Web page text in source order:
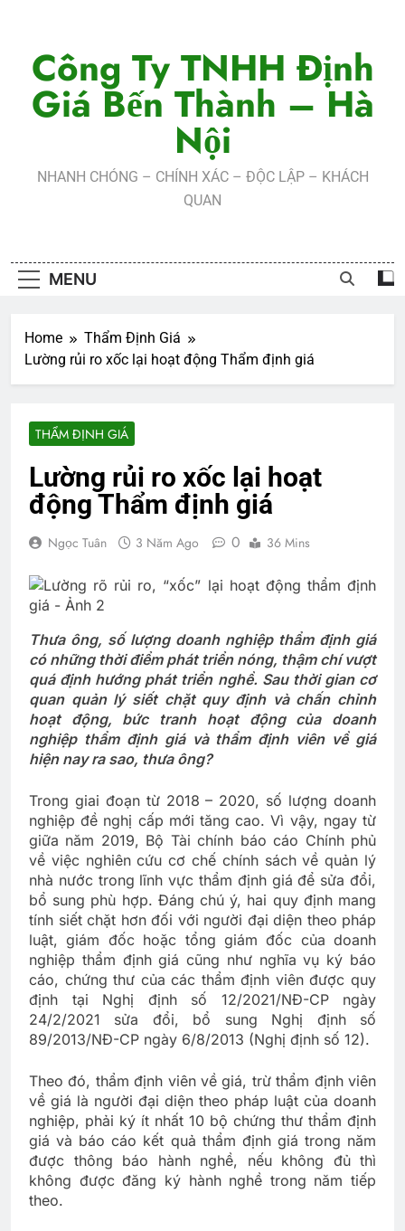
contentCông Ty TNHH Định
Giá Bến Thành – Hà
Nội
NHANH CHÓNG – CHÍNH XÁC – ĐỘC LẬP – KHÁCH
QUAN
MENU
Home
Thẩm Định Giá
Lường rủi ro xốc lại hoạt động Thẩm định giá
THẨM ĐỊNH GIÁ
Lường rủi ro xốc lại hoạt
động Thẩm định giá
Ngọc Tuân 3 Năm Ago 0 36 Mins
Thưa ông, số lượng doanh nghiệp thẩm định giá
có những thời điểm phát triển nóng, thậm chí vượt
quá định hướng phát triển nghề. Sau thời gian cơ
quan quản lý siết chặt quy định và chấn chỉnh
hoạt động, bức tranh hoạt động của doanh
nghiệp thẩm định giá và thẩm định viên về giá
hiện nay ra sao, thưa ông?
Trong giai đoạn từ 2018 – 2020, số lượng doanh
nghiệp đề nghị cấp mới tăng cao. Vì vậy, ngay từ
giữa năm 2019, Bộ Tài chính báo cáo Chính phủ
về việc nghiên cứu cơ chế chính sách về quản lý
nhà nước trong lĩnh vực thẩm định giá để sửa đổi,
bổ sung phù hợp. Đáng chú ý, hai quy định mang
tính siết chặt hơn đối với người đại diện theo pháp
luật, giám đốc hoặc tổng giám đốc của doanh
nghiệp thẩm định giá cũng như nghĩa vụ ký báo
cáo, chứng thư của các thẩm định viên được quy
định tại Nghị định số 12/2021/NĐ-CP ngày
24/2/2021 sửa đổi, bổ sung Nghị định số
89/2013/NĐ-CP ngày 6/8/2013 (Nghị định số 12).
Theo đó, thẩm định viên về giá, trừ thẩm định viên
về giá là người đại diện theo pháp luật của doanh
nghiệp, phải ký ít nhất 10 bộ chứng thư thẩm định
giá và báo cáo kết quả thẩm định giá trong năm
được thông báo hành nghề, nếu không đủ thì
không được đăng ký hành nghề trong năm tiếp
theo.